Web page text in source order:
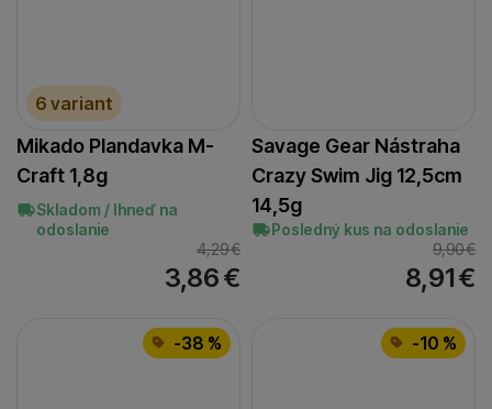
6 variant
Mikado Plandavka M-
Craft 1,8g
Skladom / Ihneď na
odoslanie
4,29€
3,86€
Savage Gear Nástraha
Crazy Swim Jig 12,5cm
14,5g
Posledný kus na odoslanie
9,90€
8,91€
-38 % -10 %